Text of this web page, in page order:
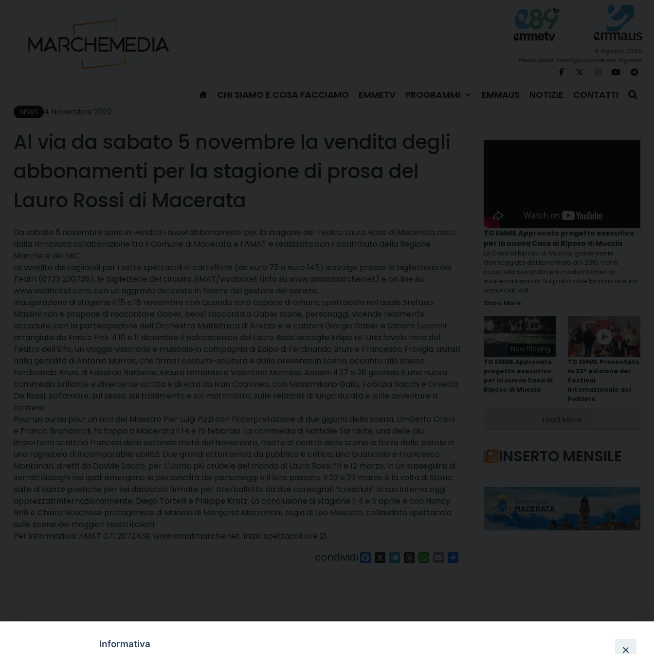
CHI SIAMO E COSA FACCIAMO EMMETV PROGRAMMI EMMAUS NOTIZIE CONTATTI
NEWS 4 Novembre 2022
Al via da sabato 5 novembre la vendita degli
abbonamenti per la stagione di prosa del
Lauro Rossi di Macerata
Da sabato 5 novembre sono in vendita i nuovi abbonamenti per la stagione del Teatro Lauro Rossi di Macerata nata
dalla rinnovata collaborazione tra il Comune di Macerata e l’AMAT e realizzata con il contributo della Regione
Marche e del MiC.
La vendita dei tagliandi per i sette spettacoli in cartellone (da euro 75 a euro 145) si svolge presso la biglietteria dei
Teatri (0733 230735), le biglietterie del circuito AMAT/vivaticket (info su www.amatmarche.net) e on line su
www.vivaticket.com, con un aggravio del costo in favore del gestore del servizio.
Inaugurazione di stagione il 15 e 16 novembre con Quando sarò capace di amare, spettacolo nel quale Stefano
Massini non si propone di raccontare Gaber, bensì racconta a Gaber storie, personaggi, vicende realmente
accadute, con la partecipazione dell’Orchestra Multietnica di Arezzo e le canzoni Giorgio Gaber e Sandro Luporini
arrangiate da Enrico Fink. Il 10 e 11 dicembre il palcoscenico del Lauro Rossi accoglie Edipo re. Una favola nera del
Teatro dell’Elfo, un viaggio visionario e musicale in compagnia di Edipo di Ferdinando Bruni e Francesco Frongia, aiutati
dalla genialità di Antonio Marras, che firma i costumi-scultura e dalla presenza in scena, accanto allo stesso
Ferdinando Bruni, di Edoardo Barbone, Mauro Lamantia e Valentino Mannias. Amanti il 27 e 28 gennaio è una nuova
commedia brillante e divertente scritta e diretta da Ivan Cotroneo, con Massimiliano Gallo, Fabrizia Sacchi e Orsetta
De Rossi, sull’amore, sul sesso, sul tradimento e sul matrimonio, sulle relazioni di lunga durata e sulle avventure a
termine.
Pour un oui ou pour un non del Maestro Pier Luigi Pizzi con l’interpretazione di due giganti della scena, Umberto Orsini
e Franco Branciaroli, fa tappa a Macerata il 14 e 15 febbraio. La commedia di Nathalie Sarraute, una delle più
importanti scrittrici francesi della seconda metà del Novecento, mette al centro della scena la forza delle parole in
una ragnatela di incomparabile abilità. Due grandi attori amati da pubblico e critica, Lino Guanciale e Francesco
Montanari, diretti da Davide Sacco, per L’uomo più crudele del mondo al Lauro Rossi l’11 e 12 marzo, in un susseguirsi di
serrati dialoghi nei quali emergono le personalità dei personaggi e il loro passato. Il 22 e 23 marzo è la volta di Storie,
suite di danze poetiche per sei danzatori firmate per Aterballetto da due coreografi “cresciuti” al suo interno oggi
apprezzati internazionalmente, Diego Tortelli e Philippe Kratz. La conclusione di stagione il 4 e 5 aprile è con Nancy
Brilli e Chiara Noschese protagoniste di Manola di Margaret Mazzantini, regia di Leo Muscato, collaudato spettacolo
sulle scene dei maggiori teatri italiani.
Per informazioni: AMAT 071 2072439, www.amatmarche.net. Inizio spettacoli ore 21.
condividi FacebookTelegram
ThreadsWhatsApp
Email
TG EMME.Approvato progetto esecutivo
per la nuova Casa di Riposo di Muccia
La Casa di Riposo di Muccia, gravemente
danneggiata dal terremoto del 2016, verrà
ricostruita secondo i più moderni criteri di
sicurezza sismica. Sul piatto oltre 5milioni di euro
annunciati dal ...
Show More
Now Playing
TG EMME.Approvato
progetto esecutivo
per la nuova Casa di
Riposo di Muccia
TG EMME.Presentata
la 32° edizione del
Festival
Internazionale del
Folklore.
Load More
INSERTO MENSILE
Informativa